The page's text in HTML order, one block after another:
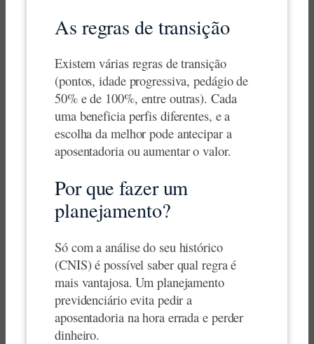
As regras de transição
Existem várias regras de transição
(pontos, idade progressiva, pedágio de
50% e de 100%, entre outras). Cada
uma beneficia perfis diferentes, e a
escolha da melhor pode antecipar a
aposentadoria ou aumentar o valor.
Por que fazer um
planejamento?
Só com a análise do seu histórico
(CNIS) é possível saber qual regra é
mais vantajosa. Um planejamento
previdenciário evita pedir a
aposentadoria na hora errada e perder
dinheiro.